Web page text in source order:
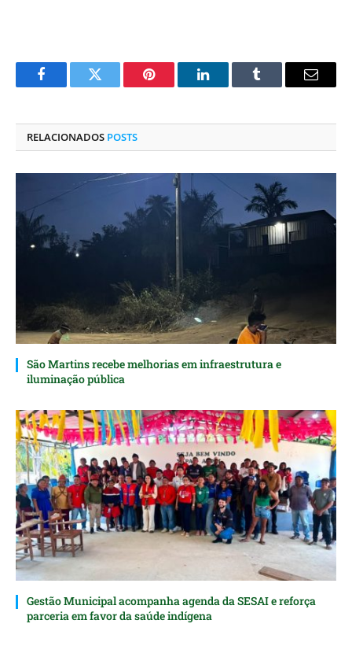
FacebookTwitter Pinterest O
Tumblr
E-
RELACIONADOS POSTS
São Martins recebe melhorias em infraestrutura e
iluminação pública
Gestão Municipal acompanha agenda da SESAI e reforça
parceria em favor da saúde indígena